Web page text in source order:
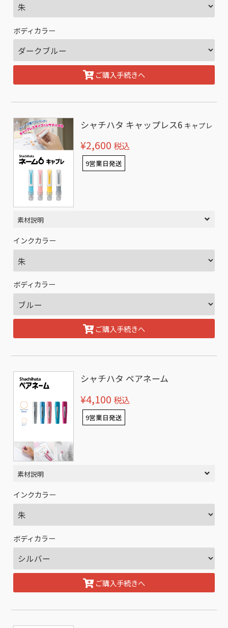
ボディカラー
ご購入手続きへ
シャチハタ キャップレス6 キャプレ
¥2,600 税込
9営業日発送
素材説明
インクカラー
ボディカラー
ご購入手続きへ
シャチハタ ペアネーム
¥4,100 税込
9営業日発送
素材説明
インクカラー
ボディカラー
ご購入手続きへ